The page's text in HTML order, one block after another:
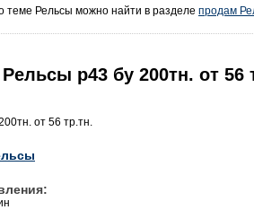
теме Рельсы можно найти в разделе продам
р43 бу 200тн. от 56
от 56 тр.тн.